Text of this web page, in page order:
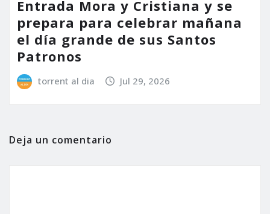
Entrada Mora y Cristiana y se
prepara para celebrar mañana
el día grande de sus Santos
Patronos
torrent al dia Jul 29, 2026
Deja un comentario